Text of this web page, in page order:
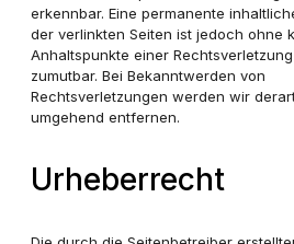
erkennbar. Eine permanente
der verlinkten Seiten ist jedoch ohne
Anhaltspunkte einer
zumutbar. Bei Bekanntwerden von
Rechtsverletzungen werden wir
umgehend entfernen.
Urheberrecht